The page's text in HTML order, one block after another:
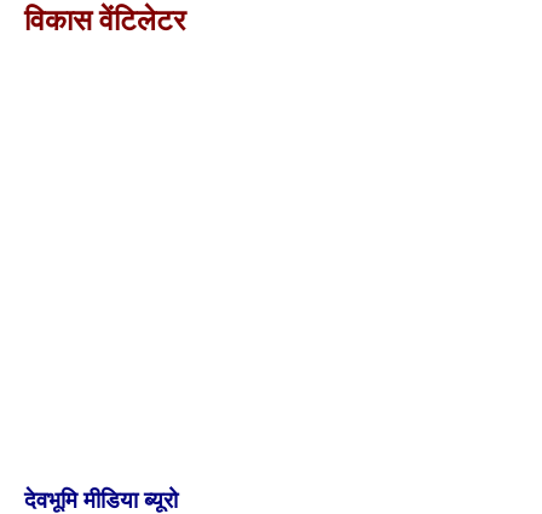
विकास वेंटिलेटर
देवभूमि मीडिया ब्यूरो